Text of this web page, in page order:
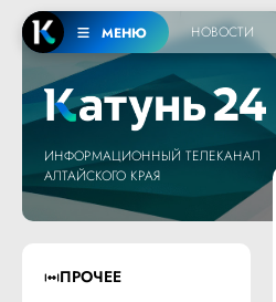
МЕНЮ НОВОСТИ
ИНФОРМАЦИОННЫЙ ТЕЛЕКАНАЛ
АЛТАЙСКОГО КРАЯ
ПРОЧЕЕ